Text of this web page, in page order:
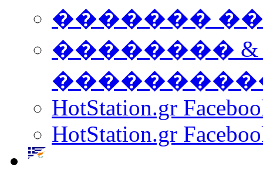
������� ���
��������
HotStation.gr
HotStation.gr